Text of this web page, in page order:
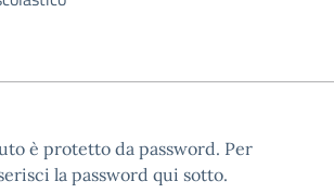
è protetto da password. Per
la password qui sotto.